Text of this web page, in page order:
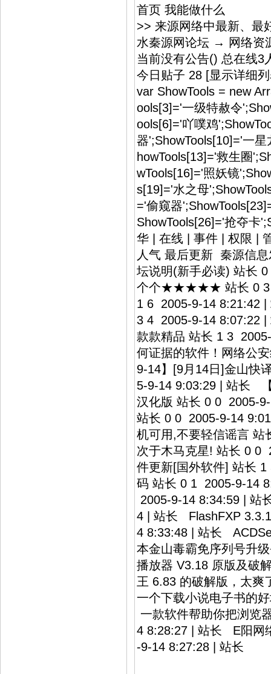
首页 我能做什么
>> 来源网络中最新、最
水秦源网论坛 → 网络资
当前没有公告() 总在线3
今日贴子 28 [显示详细
var ShowTools = new
ools[3]='一级特赦令
ools[6]='吖噗鸡
器';ShowTools[10]='一
howTools[13]='救生圈
wTools[16]='照妖镜
s[19]='水之母
='偷窥器
ShowTools[26]='抢
华 | 在线 | 事件 | 权限 |
人气 最后更新 秦源信
坛说明(新手必读) 站长
个个★★★★★ 站长 0 3
1 6 2005-9-14 8:21:42
3 4 2005-9-14 8:07:22
款款精品 站长 1 3
何证据的软件！网络公
9-14】[9月14日]金山快
5-9-14 9:03:29 | 站长
汉化版 站长 0 0 2005-
站长 0 0 2005-9-14
机可用,不要轻信谣言
次于木马克星! 站长 0 0
件更新[国外软件] 站长
码 站长 0 1 2005-9-14
2005-9-14 8:34:59 | 站
4 | 站长 FlashFXP
4 8:33:48 | 站长
本金山毒霸免序列号升
播放器 V3.18 原版及破
王 6.83 的破解版，太
一个下载小说电子书的
一款软件帮助你把浏览
4 8:28:27 | 站长 E阳网
-9-14 8:27:28 | 站长